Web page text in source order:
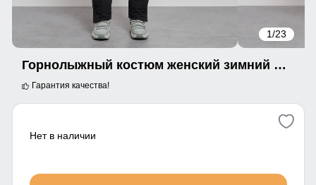
1/23
Горнолыжный костюм женский зимний голубого цвета 03327Gl
Гарантия качества!
Нет в наличии